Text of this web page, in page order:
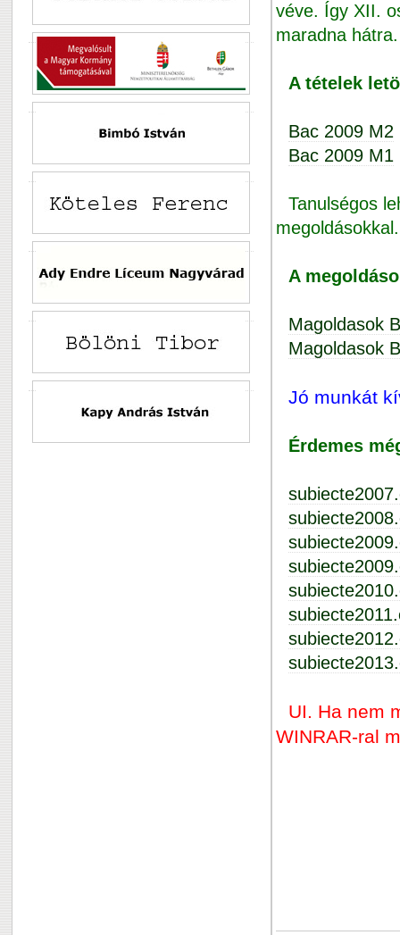
véve. Így XII.
maradna hátra.
A tételek
Bac 2009 M2
Bac 2009 M1
Tanulségos
megoldásokkal.
A
Magoldasok
Magoldasok
Jó munkát
Érdemes
UI. Ha nem
WINRAR-ral